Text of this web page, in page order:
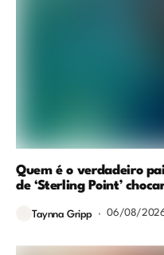
Quem é o verdadeiro
de ‘Sterling Point’
Taynna Gripp 06/08/